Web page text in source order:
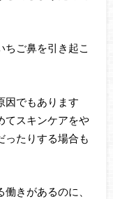
ちご鼻を引き起こ
因でもあります
てスキンケアをや
ったりする場合も
きがあるのに、